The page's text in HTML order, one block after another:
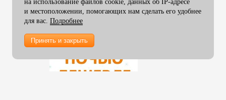
на использование файлов cookie, данных об IP-адресе
и местоположении, помогающих нам сделать его удобнее
для вас. Подробнее
Принять и закрыть